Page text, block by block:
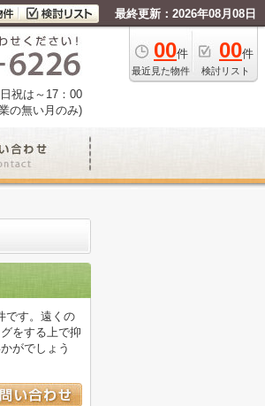
最終更新：2026年08月08日
00件
最近見た物件
00件
検討リスト
祝は～17：00
の無い月のみ)
です。遠くの
をする上で抑
がでしょう